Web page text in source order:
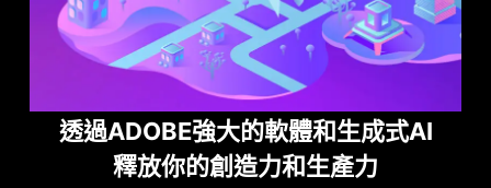
透過ADOBE強大的軟體和生成式AI
釋放你的創造力和生產力